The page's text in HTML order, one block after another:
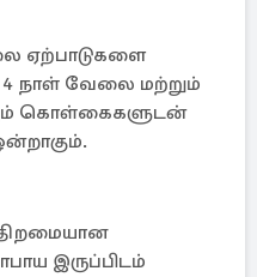
ஏற்பாடுகளை
4 நாள் வேலை மற்றும்
கொள்கைகளுடன்
இருப்பிடம்